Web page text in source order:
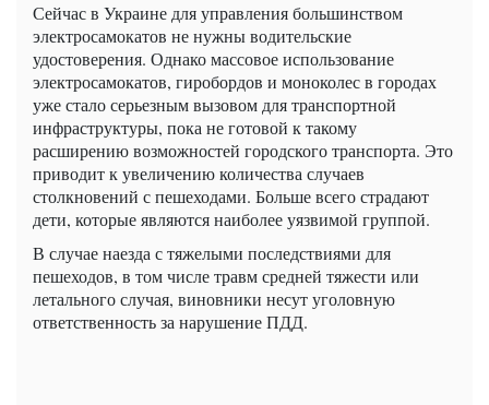
Сейчас в Украине для управления большинством
электросамокатов не нужны водительские
удостоверения. Однако массовое использование
электросамокатов, гиробордов и моноколес в городах
уже стало серьезным вызовом для транспортной
инфраструктуры, пока не готовой к такому
расширению возможностей городского транспорта. Это
приводит к увеличению количества случаев
столкновений с пешеходами. Больше всего страдают
дети, которые являются наиболее уязвимой группой.
В случае наезда с тяжелыми последствиями для
пешеходов, в том числе травм средней тяжести или
летального случая, виновники несут уголовную
ответственность за нарушение ПДД.